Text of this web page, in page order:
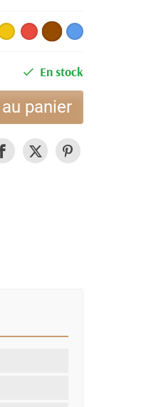
En stock
panier